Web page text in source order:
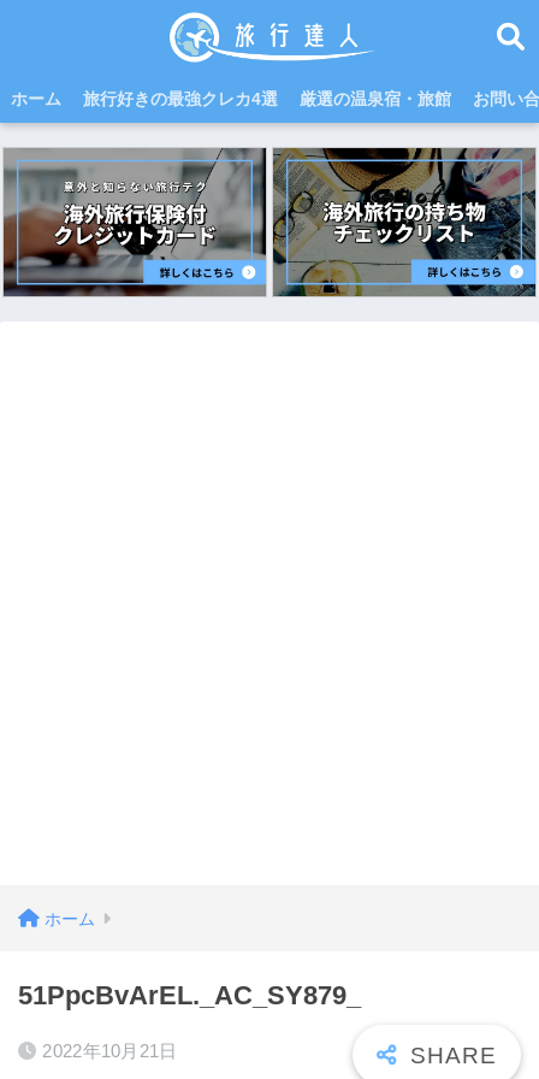
ホーム 旅行好きの最強クレカ4選 厳選の温泉宿・旅館 お問い
ホーム
51PpcBvArEL._AC_SY879_
2022年10月21日